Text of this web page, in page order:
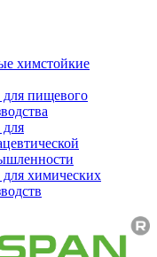
химстойкие
пищевого
химических